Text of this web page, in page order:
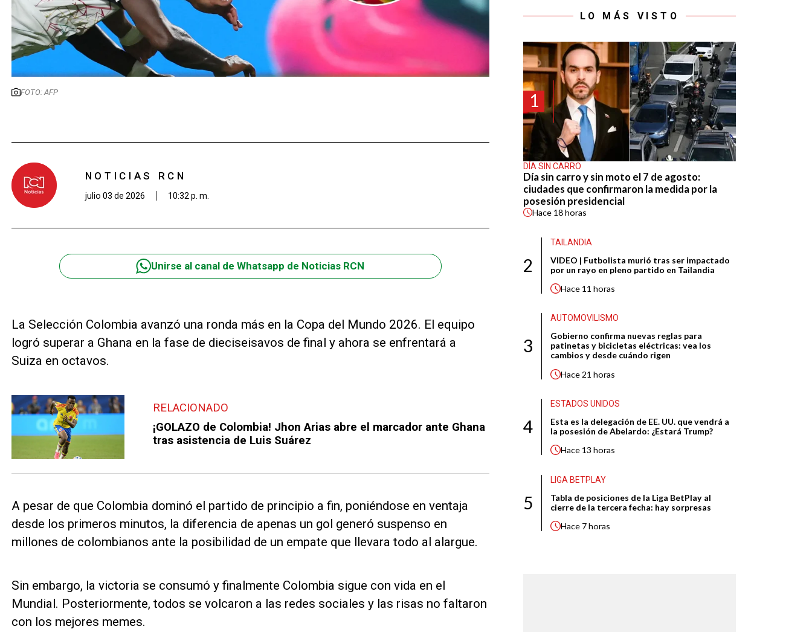
FOTO: AFP
NOTICIAS RCN
julio 03 de 2026 10:32 p. m.
Unirse al canal de Whatsapp de Noticias RCN
La Selección Colombia avanzó una ronda más en la Copa del Mundo 2026. El equipo
logró superar a Ghana en la fase de dieciseisavos de final y ahora se enfrentará a
Suiza en octavos.
RELACIONADO
¡GOLAZO de Colombia! Jhon Arias abre el marcador ante Ghana
tras asistencia de Luis Suárez
A pesar de que Colombia dominó el partido de principio a fin, poniéndose en ventaja
desde los primeros minutos, la diferencia de apenas un gol generó suspenso en
millones de colombianos ante la posibilidad de un empate que llevara todo al alargue.
Sin embargo, la victoria se consumó y finalmente Colombia sigue con vida en el
Mundial. Posteriormente, todos se volcaron a las redes sociales y las risas no faltaron
con los mejores memes.
LO MÁS VISTO
1
DÍA SIN CARRO
Día sin carro y sin moto el 7 de agosto:
ciudades que confirmaron la medida por la
posesión presidencial
Hace 18 horas
2
TAILANDIA
VIDEO | Futbolista murió tras ser impactado
por un rayo en pleno partido en Tailandia
Hace 11 horas
3
AUTOMOVILISMO
Gobierno confirma nuevas reglas para
patinetas y bicicletas eléctricas: vea los
cambios y desde cuándo rigen
Hace21 horas
4
ESTADOS UNIDOS
Esta es la delegación de EE. UU. que vendrá a
la posesión de Abelardo: ¿Estará Trump?
Hace 13 horas
5
LIGA BETPLAY
Tabla de posiciones de la Liga BetPlay al
cierre de la tercera fecha: hay sorpresas
Hace 7 horas